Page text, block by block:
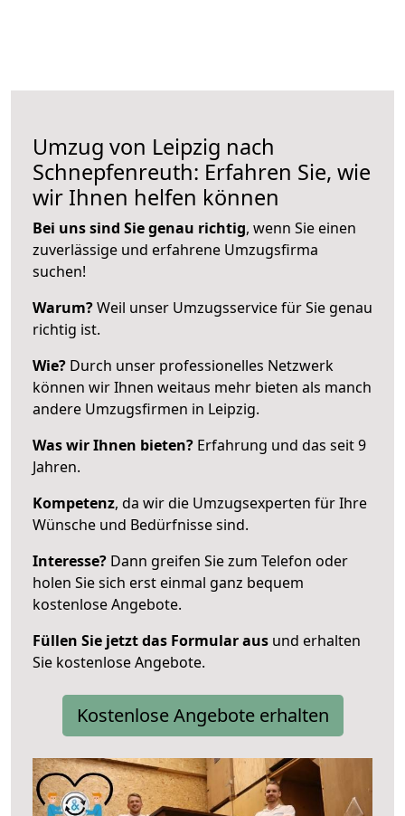
Umzug von Leipzig nach
Schnepfenreuth: Erfahren Sie, wie
wir Ihnen helfen können
Bei uns sind Sie genau richtig, wenn Sie einen
zuverlässige und erfahrene Umzugsfirma
suchen!
Warum?Weil unser Umzugsservice für Sie genau
richtig ist.
Wie? Durch unser professionelles Netzwerk
können wir Ihnen weitaus mehr bieten als manch
andere Umzugsfirmen in Leipzig.
Was wir Ihnen bieten? Erfahrung und das seit 9
Jahren.
Kompetenz, da wir die Umzugsexperten für Ihre
Wünsche und Bedürfnisse sind.
Interesse? Dann greifen Sie zum Telefon oder
holen Sie sich erst einmal ganz bequem
kostenlose Angebote.
Füllen Sie jetzt das Formular aus und erhalten
Sie kostenlose Angebote.
Kostenlose Angebote erhalten